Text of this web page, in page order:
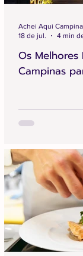
Os Melhores
Campinas
Achei Aqui
18 de jul.
4 min